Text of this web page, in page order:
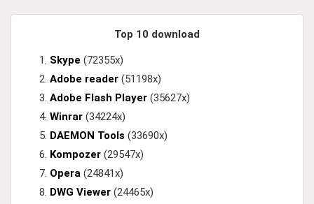
Top 10 download
Skype (72355x)
Adobe reader (51198x)
Adobe Flash Player (35627x)
Winrar (34224x)
DAEMON Tools (33690x)
Kompozer (29547x)
Opera (24841x)
DWG Viewer (24465x)